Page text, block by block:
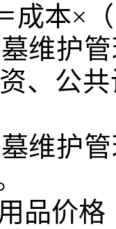
成本×
维护
、公
维护
品价格